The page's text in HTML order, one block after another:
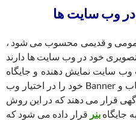
در وب سایت ها
و قدیمی محسوب می شود ،
تصویری خود در وب سایت ها دارند
وب سایت نمایش دهنده و جایگاه
بنر وب سایت مد نظر خود را انتخاب و Banner خود را در اختیار وب
قرار می دهند که در این روش
جایگاه بنر قرار داده می شود که